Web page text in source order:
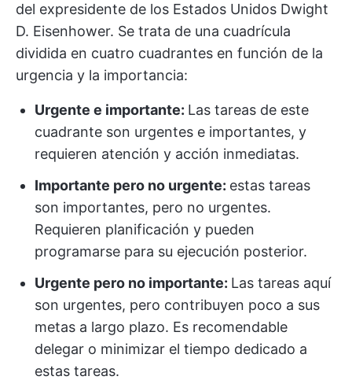
del expresidente de los Estados Unidos Dwight
D. Eisenhower. Se trata de una cuadrícula
dividida en cuatro cuadrantes en función de la
urgencia y la importancia:
Urgente e importante: Las tareas de este
cuadrante son urgentes e importantes, y
requieren atención y acción inmediatas.
Importante pero no urgente: estas tareas
son importantes, pero no urgentes.
Requieren planificación y pueden
programarse para su ejecución posterior.
Urgente pero no importante: Las tareas aquí
son urgentes, pero contribuyen poco a sus
metas a largo plazo. Es recomendable
delegar o minimizar el tiempo dedicado a
estas tareas.